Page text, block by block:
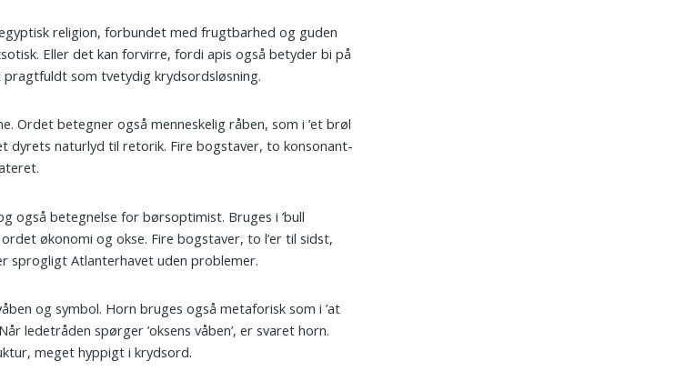
religion, forbundet med frugtbarhed og guden
Eller det kan forvirre, fordi apis også betyder bi på
som tvetydig krydsordsløsning.
Ordet betegner også menneskelig råben, som i ’et brøl
dyrets naturlyd til retorik. Fire bogstaver, to konsonant-
også betegnelse for børsoptimist. Bruges i ’bull
økonomi og okse. Fire bogstaver, to l’er til sidst,
sprogligt Atlanterhavet uden problemer.
og symbol. Horn bruges også metaforisk som i ’at
ledetråden spørger ’oksens våben’, er svaret horn.
meget hyppigt i krydsord.